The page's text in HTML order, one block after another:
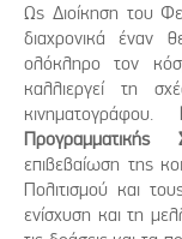
Ως Διοίκηση του
διαχρονικά έναν
ολόκληρο τον
καλλιεργεί τη
κινηματογράφου.
Προγραμματικής
επιβεβαίωση της
Πολιτισμού και
ενίσχυση και τη